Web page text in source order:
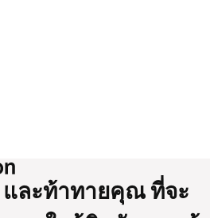
ละท้าทายคุณ ที่จะ